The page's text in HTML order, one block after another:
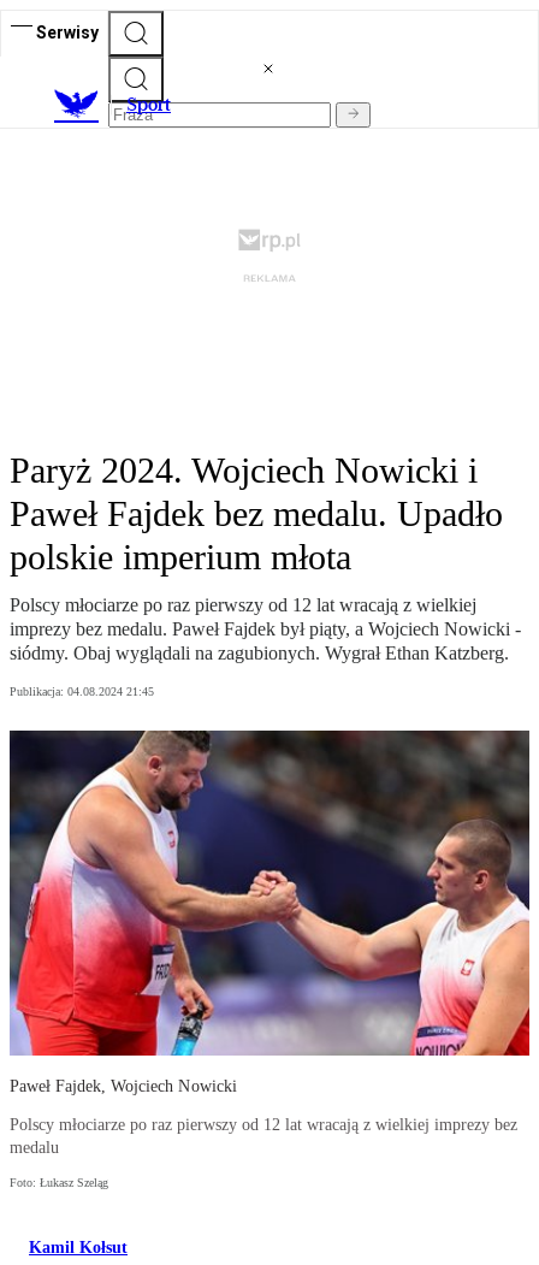
Serwisy
Sport
Paryż 2024. Wojciech Nowicki i
Paweł Fajdek bez medalu. Upadło
polskie imperium młota
Polscy młociarze po raz pierwszy od 12 lat wracają z wielkiej
imprezy bez medalu. Paweł Fajdek był piąty, a Wojciech Nowicki -
siódmy. Obaj wyglądali na zagubionych. Wygrał Ethan Katzberg.
Publikacja: 04.08.2024 21:45
Paweł Fajdek, Wojciech Nowicki
Polscy młociarze po raz pierwszy od 12 lat wracają z wielkiej imprezy bez
medalu
Foto: Łukasz Szeląg
Kamil Kołsut